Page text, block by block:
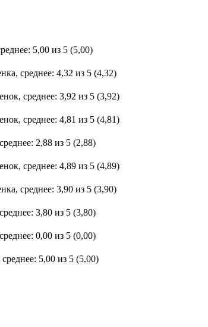
(5,00)
(4,32)
(3,92)
(4,81)
(2,88)
(4,89)
(3,90)
(3,80)
(0,00)
(5,00)